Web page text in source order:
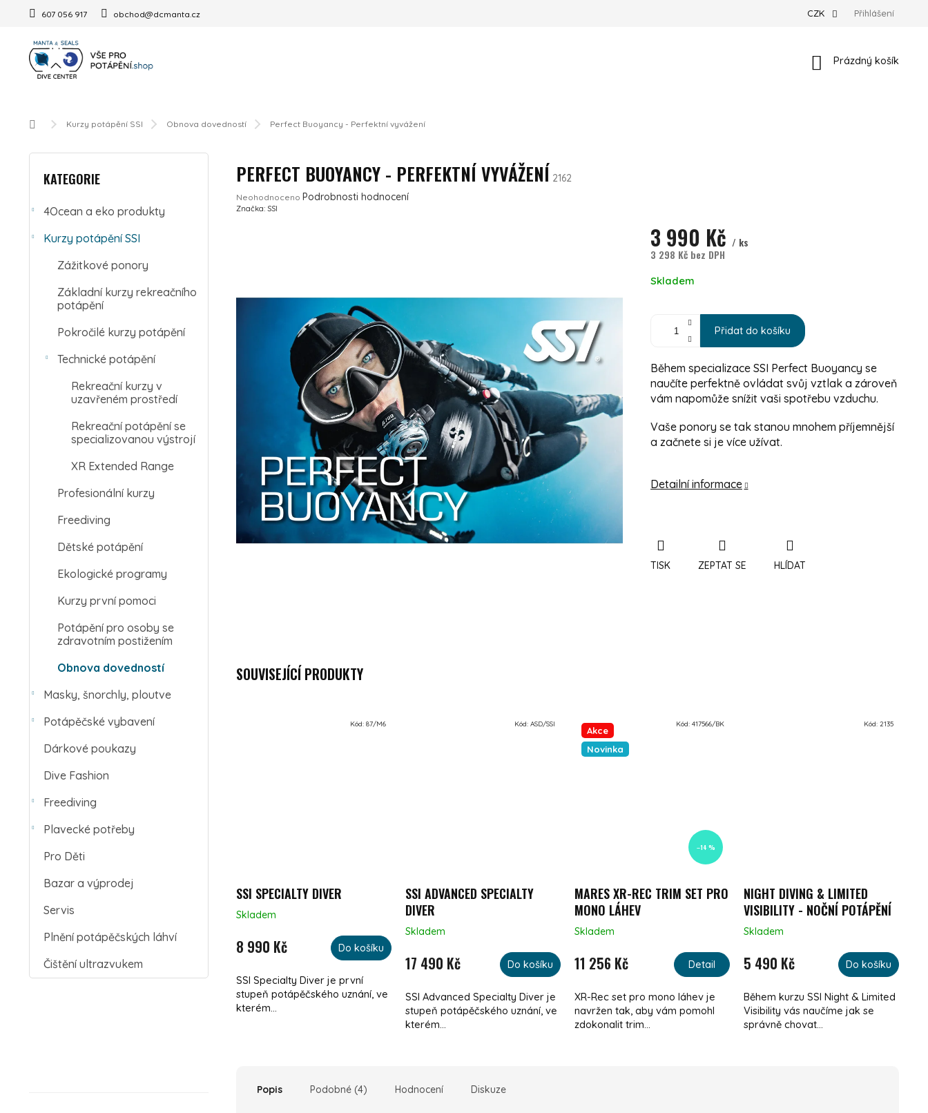
607 056 917 obchod@dcmanta.cz CZK Přihlášení
Nákupní košík
Prázdný košík
Domů Kurzy potápění SSI Obnova dovedností Perfect Buoyancy - Perfektní vyvážení
POSTRANNÍ PANEL
KATEGORIE
4Ocean a eko produkty
Kurzy potápění SSI
Zážitkové ponory
Základní kurzy rekreačního
potápění
Pokročilé kurzy potápění
Technické potápění
Rekreační kurzy v
uzavřeném prostředí
Rekreační potápění se
specializovanou výstrojí
XR Extended Range
Profesionální kurzy
Freediving
Dětské potápění
Ekologické programy
Kurzy první pomoci
Potápění pro osoby se
zdravotním postižením
Obnova dovedností
Masky, šnorchly, ploutve
Potápěčské vybavení
Dárkové poukazy
Dive Fashion
Freediving
Plavecké potřeby
Pro Děti
Bazar a výprodej
Servis
Plnění potápěčských láhví
Čištění ultrazvukem
PERFECT BUOYANCY - PERFEKTNÍ VYVÁŽENÍ 2162
Průměrné hodnocení produktu je 0,0 z 5 hvězdiček.
Neohodnoceno Podrobnosti hodnocení
Značka: SSI
3 990 Kč / ks
3 298 Kč bez DPH
Měrná cena:
Skladem
Přidat do košíku
Během specializace SSI Perfect Buoyancy se
naučíte perfektně ovládat svůj vztlak a zároveň
vám napomůže snížit vaši spotřebu vzduchu.
Vaše ponory se tak stanou mnohem příjemnější
a začnete si je více užívat.
Detailní informace
TISK ZEPTAT SE HLÍDAT
SOUVISEJÍCÍ PRODUKTY
SSI SPECIALTY DIVER
Průměrné hodnocení produktu je 5,0 z 5 hvězdiček.
Skladem
8 990 Kč Do košíku
SSI Specialty Diver je první
stupeň potápěčského uznání, ve
kterém...
Kód: 87/M6
SSI ADVANCED SPECIALTY
DIVER
Skladem
17 490 Kč Do košíku
SSI Advanced Specialty Diver je
stupeň potápěčského uznání, ve
kterém...
Kód: ASD/SSI
Akce
Novinka
–14 %
MARES XR-REC TRIM SET PRO
MONO LÁHEV
Skladem
11 256 Kč Detail
XR-Rec set pro mono láhev je
navržen tak, aby vám pomohl
zdokonalit trim...
Kód: 417566/BK
NIGHT DIVING & LIMITED
VISIBILITY - NOČNÍ POTÁPĚNÍ
Skladem
5 490 Kč Do košíku
Během kurzu SSI Night & Limited
Visibility vás naučíme jak se
správně chovat...
Kód: 2135
Popis Podobné (4) Hodnocení Diskuze